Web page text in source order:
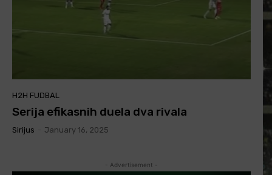
H2H FUDBAL
Serija efikasnih duela dva rivala
Sirijus January 16, 2025
- Advertisement -